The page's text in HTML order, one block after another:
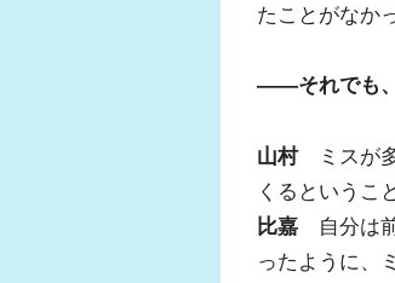
たことがなか
――それでも、
山村ミスが多
くるというこ
比嘉 自分は
ったように、